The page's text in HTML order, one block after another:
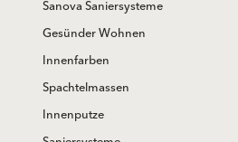
Sanova Saniersysteme
Gesünder Wohnen
Innenfarben
Spachtelmassen
Innenputze